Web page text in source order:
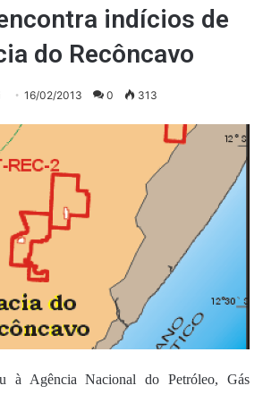
indícios de
do Recôncavo
Mande
e-
mail
16/02/2013 0 313
à Agência Nacional do Petróleo, Gás